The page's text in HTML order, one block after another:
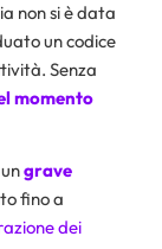
non si è data
un codice
Senza
momento
grave
fino a
dei